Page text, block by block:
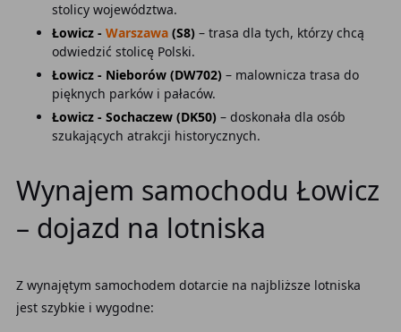
stolicy województwa.
Łowicz - Warszawa(S8)– trasa dla tych, którzy chcą
odwiedzić stolicę Polski.
Łowicz - Nieborów (DW702)– malownicza trasa do
pięknych parków i pałaców.
Łowicz - Sochaczew (DK50)– doskonała dla osób
szukających atrakcji historycznych.
Wynajem samochodu Łowicz
– dojazd na lotniska
Z wynajętym samochodem dotarcie na najbliższe lotniska
jest szybkie i wygodne: